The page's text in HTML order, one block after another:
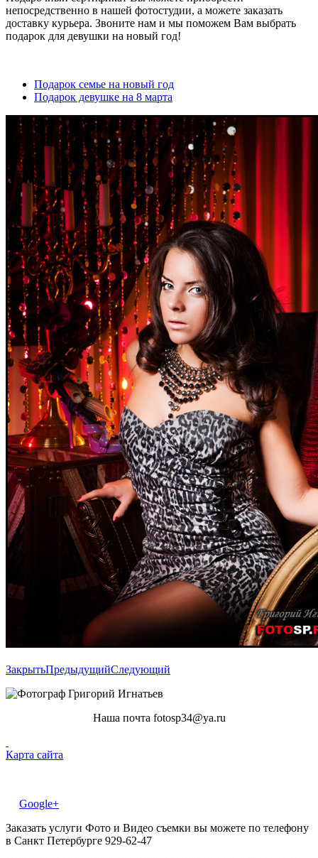
непосредственно в нашей фотостудии, а можете заказать
доставку курьера. Звоните нам и мы поможем Вам выбрать
подарок для девушки на новый год!
Подарок семье на новый год
Подарок девушке на 8 марта
ЗакрытьПредыдущийСледующий
Наша почта fotosp34@ya.ru
Карта сайта
Google+
Заказать услуги Фото и Видео съемки вы можете по телефону
в Санкт Петербурге 929-62-47